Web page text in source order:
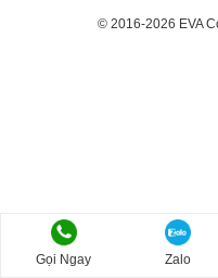
© 2016-2026 EVA
Gọi Ngay Zalo